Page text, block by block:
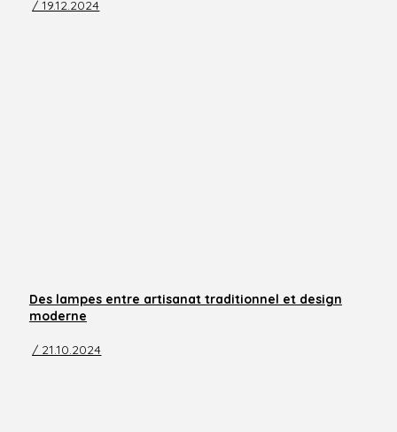
/ 19.12.2024
Des lampes entre artisanat traditionnel et design
moderne
/ 21.10.2024